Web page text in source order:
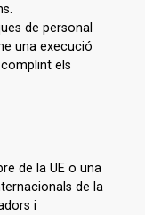
de personal
una execució
els
de la UE o una
de la
i